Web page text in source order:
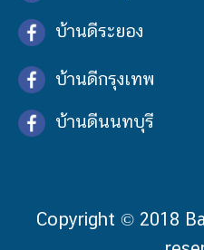
บ้านดีระยอง
บ้านดีกรุงเทพ
บ้านดีนนทบุรี
Copyright © 2018